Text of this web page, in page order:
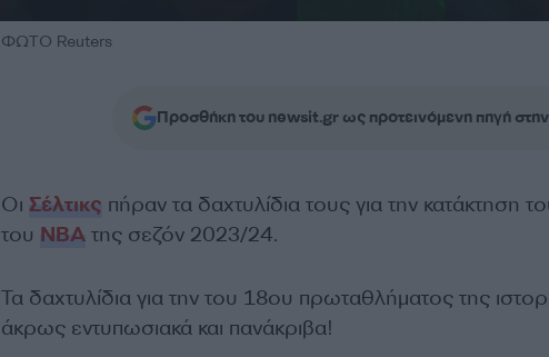
ΦΩΤΟ Reuters
Προσθήκη του newsit.gr ως προτεινόμενη πηγή
Οι Σέλτικς πήραν τα δαχτυλίδια τους για την κατάκτηση
του NBAτης σεζόν 2023/24.
Τα δαχτυλίδια για την του 18ου πρωταθλήματος της
άκρως εντυπωσιακά και πανάκριβα!